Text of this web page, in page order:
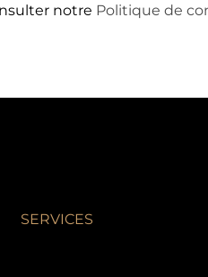
notre Politique de
SERVICES